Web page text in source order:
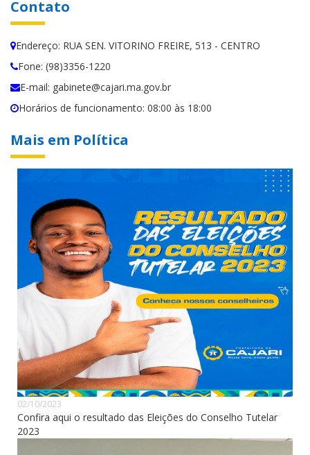
Contato
Endereço: RUA SEN. VITORINO FREIRE, 513 - CENTRO
Fone: (98)3356-1220
E-mail: gabinete@cajari.ma.gov.br
Horários de funcionamento: 08:00 às 18:00
Mais em Política
02/10/2023
Confira aqui o resultado das Eleições do Conselho Tutelar
2023